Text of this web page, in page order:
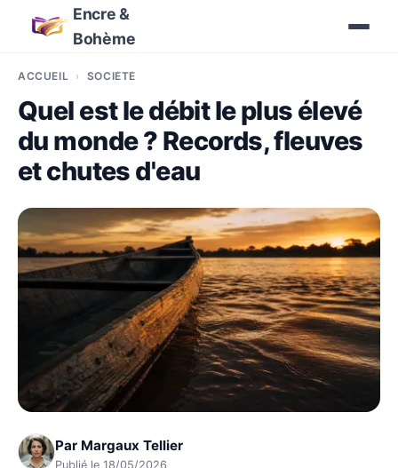
Encre &
Bohème
ACCUEIL SOCIÉTÉ
Quel est le débit le plus élevé
du monde ? Records, fleuves
et chutes d'eau
Par Margaux Tellier
Publié le 18/05/2026